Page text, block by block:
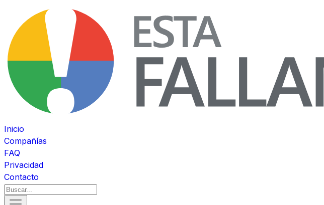
Inicio
Compañías
FAQ
Privacidad
Contacto